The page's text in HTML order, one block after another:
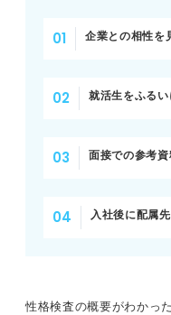
企業との相性を
就活生をふる
面接での参考
入社後に配属
性格検査の概要がわかっ